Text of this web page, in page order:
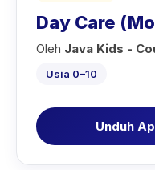
Day Care
Oleh Java Kids -
Usia 0–10
Unduh